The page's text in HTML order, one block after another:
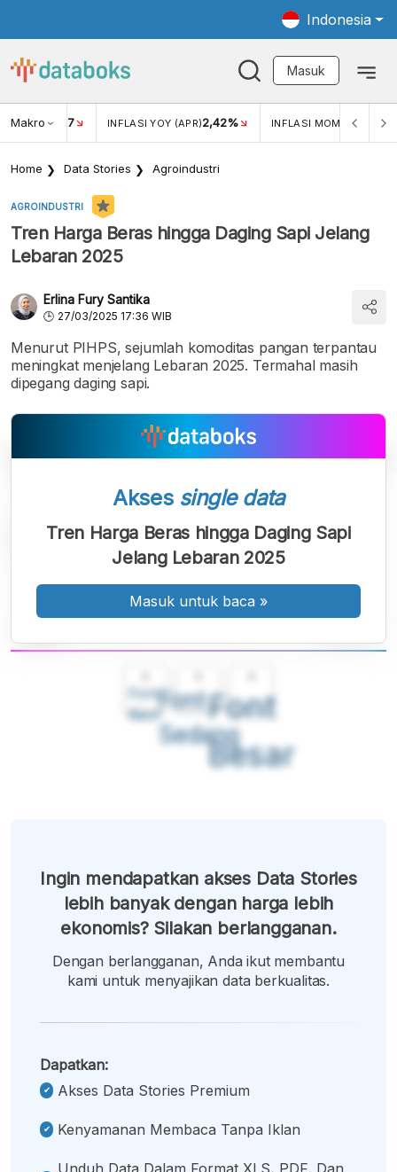
Indonesia
Masuk
Makro
USD/IDR 17 INFLASI YOY (APR)2,42% INFLASI MOM (MAR)
Home Data Stories Agroindustri
AGROINDUSTRI
Tren Harga Beras hingga Daging Sapi Jelang
Lebaran 2025
Erlina Fury Santika
27/03/2025 17:36 WIB
Menurut PIHPS, sejumlah komoditas pangan terpantau
meningkat menjelang Lebaran 2025. Termahal masih
dipegang daging sapi.
Font
Kecil
Font
Sedang
Font
Besar
Akses single data
Tren Harga Beras hingga Daging Sapi
Jelang Lebaran 2025
Masuk untuk baca »
Ingin mendapatkan akses Data Stories
lebih banyak dengan harga lebih
ekonomis? Silakan berlangganan.
Dengan berlangganan, Anda ikut membantu
kami untuk menyajikan data berkualitas.
Dapatkan:
Akses Data Stories Premium
Kenyamanan Membaca Tanpa Iklan
Unduh Data Dalam Format XLS, PDF, Dan